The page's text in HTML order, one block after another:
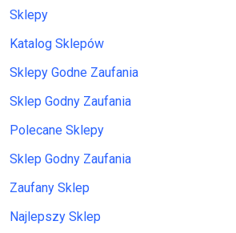
Sklepy
Katalog Sklepów
Sklepy Godne Zaufania
Sklep Godny Zaufania
Polecane Sklepy
Sklep Godny Zaufania
Zaufany Sklep
Najlepszy Sklep